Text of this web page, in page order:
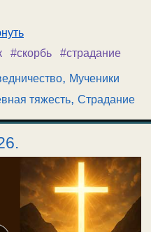
#скорбь #страдание
, Мученики
тяжесть, Страдание